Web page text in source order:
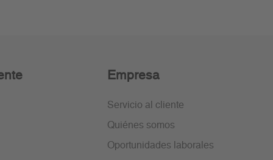
Empresa
Servicio al cliente
Quiénes somos
Oportunidades laborales